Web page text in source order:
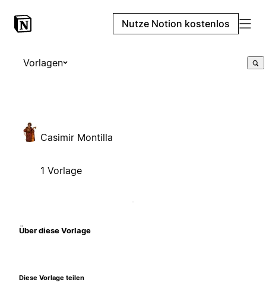
Nutze Notion kostenlos
Vorlagen
Casimir Montilla
1 Vorlage
Über diese Vorlage
Diese Vorlage teilen